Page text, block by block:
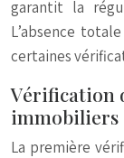
garantit la
L’absence
certaines
Vérification
La première